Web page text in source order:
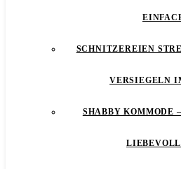
SCHNITZEREIEN
VERSIEGELN
SHABBY KOMMODE